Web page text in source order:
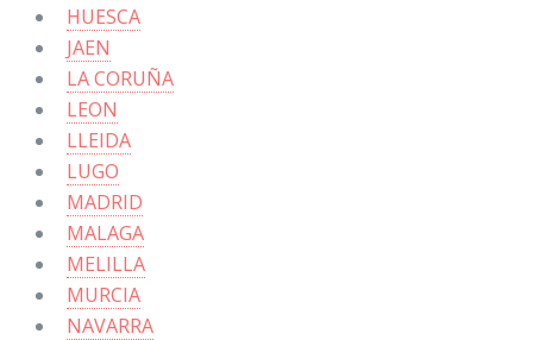
HUESCA
JAEN
LA CORUÑA
LEON
LLEIDA
LUGO
MADRID
MALAGA
MELILLA
MURCIA
NAVARRA